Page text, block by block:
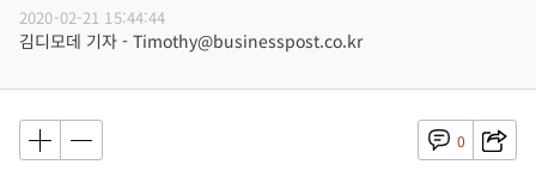
2020-02-21 15:44:44
김디모데 기자 - Timothy@businesspost.co.kr
0